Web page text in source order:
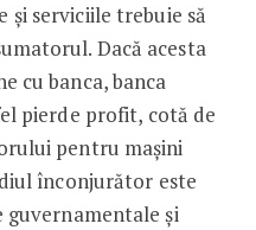
serviciile trebuie să
Dacă acesta
cu banca, banca
pierde profit, cotă de
pentru mașini
înconjurător este
și